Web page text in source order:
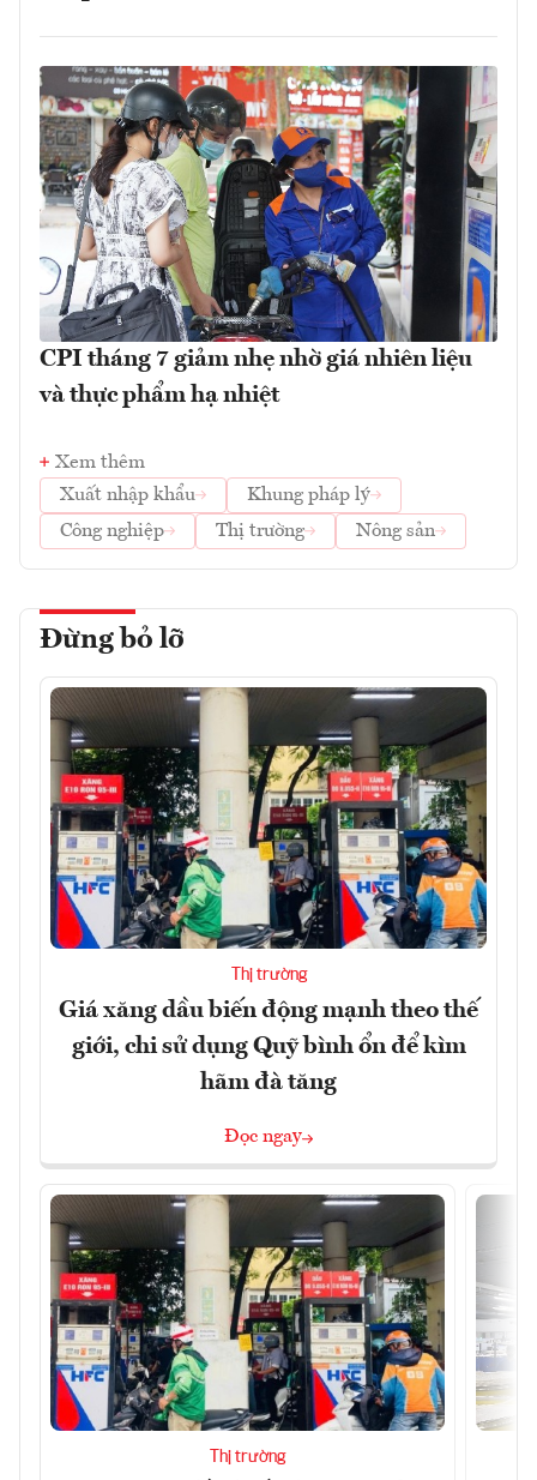
CPI tháng 7 giảm nhẹ nhờ giá nhiên liệu
và thực phẩm hạ nhiệt
Xem thêm
Xuất nhập khẩu
Khung pháp lý
Công nghiệp
Thị trường Nông sản
Đừng bỏ lỡ
Thị trường
Giá xăng dầu biến động mạnh theo thế
giới, chi sử dụng Quỹ bình ổn để kìm
hãm đà tăng
Đọc ngay
Thị trường